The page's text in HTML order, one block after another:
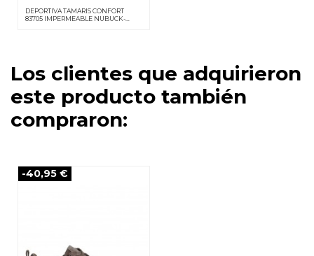
DEPORTIVA TAMARIS CONFORT
83705 IMPERMEABLE NUBUCK-
Los clientes que adquirieron
este producto también
compraron:
-40,95 €